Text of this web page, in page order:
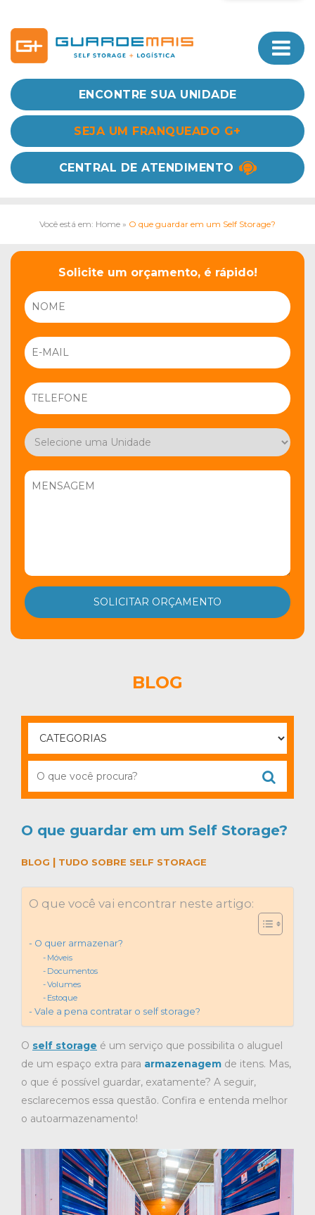
ENCONTRE SUA UNIDADE
SEJA UM FRANQUEADO G+
CENTRAL DE ATENDIMENTO
Você está em: Home » O que guardar em um Self Storage?
Solicite um orçamento, é rápido!
BLOG
O que guardar em um Self Storage?
BLOG | TUDO SOBRE SELF STORAGE
O que você vai encontrar neste artigo:
O quer armazenar?
Móveis
Documentos
Volumes
Estoque
Vale a pena contratar o self storage?
O self storage é um serviço que possibilita o aluguel
de um espaço extra para armazenagem de itens. Mas,
o que é possível guardar, exatamente? A seguir,
esclarecemos essa questão. Confira e entenda melhor
o autoarmazenamento!